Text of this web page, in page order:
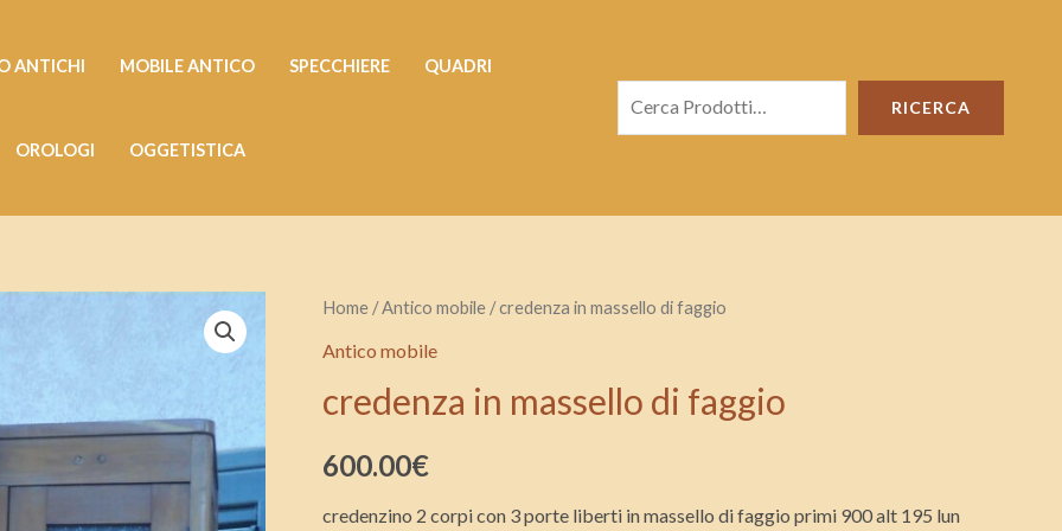
ANTICHI MOBILE ANTICO SPECCHIERE QUADRI
OROLOGI OGGETISTICA
RICERCA
Home /Antico mobile / credenza in massello di faggio
Antico mobile
credenza in massello di faggio
600.00€
credenzino 2 corpi con 3 porte liberti in massello di faggio primi 900 alt 195 lun
credenza
in
di
quantità